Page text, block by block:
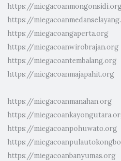
https://
https://
https://miegacoangaperta.org
https://miegacoanwirobrajan.org
https://miegacoantembalang.org
https://miegacoanmajapahit.org
https://miegacoanmanahan.org
https://
https://miegacoanpohuwato.org
https://
https://miegacoanbanyumas.org